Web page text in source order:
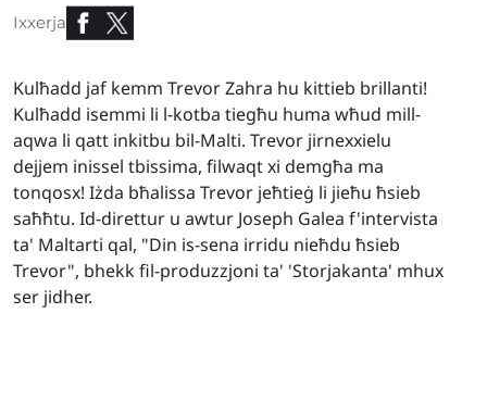
Ixxerja
Kulħadd jaf kemm Trevor Zahra hu kittieb brillanti!
Kulħadd isemmi li l-kotba tiegħu huma wħud mill-
aqwa li qatt inkitbu bil-Malti. Trevor jirnexxielu
dejjem inissel tbissima, filwaqt xi demgħa ma
tonqosx! Iżda bħalissa Trevor jeħtieġ li jieħu ħsieb
saħħtu. Id-direttur u awtur Joseph Galea f'intervista
ta' Maltarti qal, "Din is-sena irridu nieħdu ħsieb
Trevor", bhekk fil-produzzjoni ta' 'Storjakanta' mhux
ser jidher.